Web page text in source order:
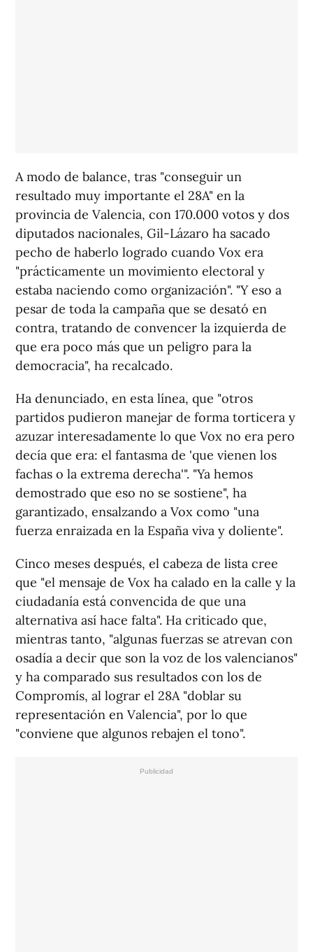
A modo de balance, tras "conseguir un
resultado muy importante el 28A" en la
provincia de Valencia, con 170.000 votos y dos
diputados nacionales, Gil-Lázaro ha sacado
pecho de haberlo logrado cuando Vox era
"prácticamente un movimiento electoral y
estaba naciendo como organización". "Y eso a
pesar de toda la campaña que se desató en
contra, tratando de convencer la izquierda de
que era poco más que un peligro para la
democracia", ha recalcado.
Ha denunciado, en esta línea, que "otros
partidos pudieron manejar de forma torticera y
azuzar interesadamente lo que Vox no era pero
decía que era: el fantasma de 'que vienen los
fachas o la extrema derecha'". "Ya hemos
demostrado que eso no se sostiene", ha
garantizado, ensalzando a Vox como "una
fuerza enraizada en la España viva y doliente".
Cinco meses después, el cabeza de lista cree
que "el mensaje de Vox ha calado en la calle y la
ciudadanía está convencida de que una
alternativa así hace falta". Ha criticado que,
mientras tanto, "algunas fuerzas se atrevan con
osadía a decir que son la voz de los valencianos"
y ha comparado sus resultados con los de
Compromís, al lograr el 28A "doblar su
representación en Valencia", por lo que
"conviene que algunos rebajen el tono".